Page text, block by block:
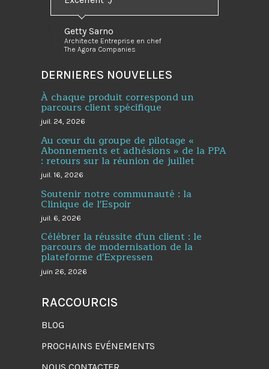
Getty Sarno
Architecte Entreprise en chef
The Agora Companies
DERNIERES NOUVELLES
À chaque produit correspond un
parcours client spécifique
juil. 24, 2026
Au cœur du groupe de pilotage «
Abonnements et adhésions » de la PPA
: retours sur la réunion de juillet
juil. 16, 2026
Soutenir notre communauté : la
Clinique de l'Espoir
juil. 6, 2026
Célébrer la réussite d'un client : le
parcours de modernisation de la
plateforme d'Expressen
juin 26, 2026
RACCOURCIS
BLOG
PROCHAINS EVÉNEMENTS
NOUS CONTACTER